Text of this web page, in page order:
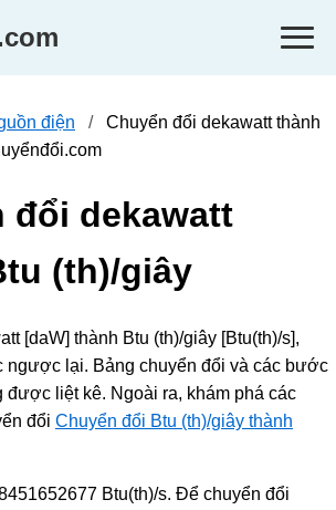
điện
Chuyển đổi dekawatt thành
đổi dekawatt
(th)/giây
[daW] thành Btu (th)/giây [Btu(th)/s],
ngược lại. Bảng chuyển đổi và các bước
được liệt kê. Ngoài ra, khám phá các
đổi Chuyển đổi Btu (th)/giây thành
Btu(th)/s. Để chuyển đổi